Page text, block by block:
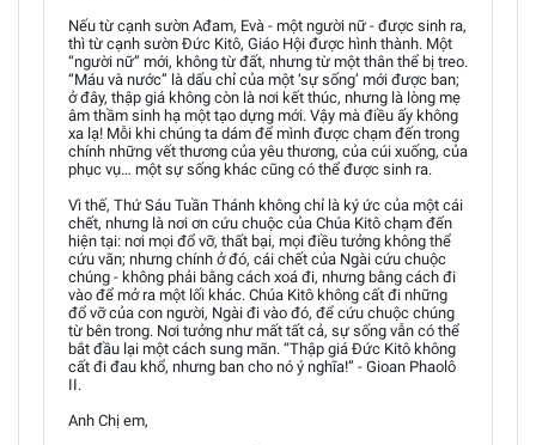
Nếu từ cạnh sườn Ađam, Evà - một người nữ - được sinh ra,
thì từ cạnh sườn Đức Kitô, Giáo Hội được hình thành. Một
“người nữ” mới, không từ đất, nhưng từ một thân thể bị treo.
“Máu và nước” là dấu chỉ của một ‘sự sống’ mới được ban;
ở đây, thập giá không còn là nơi kết thúc, nhưng là lòng mẹ
âm thầm sinh hạ một tạo dựng mới. Vậy mà điều ấy không
xa lạ! Mỗi khi chúng ta dám để mình được chạm đến trong
chính những vết thương của yêu thương, của cúi xuống, của
phục vụ… một sự sống khác cũng có thể được sinh ra.
Vì thế, Thứ Sáu Tuần Thánh không chỉ là ký ức của một cái
chết, nhưng là nơi ơn cứu chuộc của Chúa Kitô chạm đến
hiện tại: nơi mọi đổ vỡ, thất bại, mọi điều tưởng không thể
cứu vãn; nhưng chính ở đó, cái chết của Ngài cứu chuộc
chúng - không phải bằng cách xoá đi, nhưng bằng cách đi
vào để mở ra một lối khác. Chúa Kitô không cất đi những
đổ vỡ của con người, Ngài đi vào đó, để cứu chuộc chúng
từ bên trong. Nơi tưởng như mất tất cả, sự sống vẫn có thể
bắt đầu lại một cách sung mãn. “Thập giá Đức Kitô không
cất đi đau khổ, nhưng ban cho nó ý nghĩa!” - Gioan Phaolô
II.
Anh Chị em,